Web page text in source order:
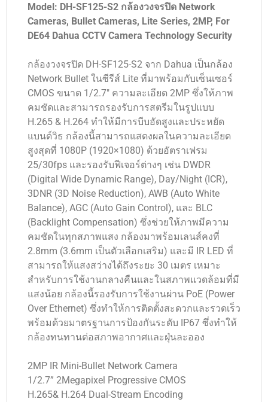
Model: DH-SF125-S2 กล้องวงจรปิด Network
Cameras, Bullet Cameras, Lite Series, 2MP, For
DE64 Dahua CCTV Camera Technology Security
กล้องวงจรปิด DH-SF125-S2 จาก Dahua เป็นกล้อง
Network Bullet ในซีรีส์ Lite ที่มาพร้อมกับเซ็นเซอร์
CMOS ขนาด 1/2.7″ ความละเอียด 2MP ซึ่งให้ภาพ
คมชัดและสามารถรองรับการสตรีมในรูปแบบ
H.265 & H.264 ทำให้มีการบีบอัดสูงและประหยัด
แบนด์วิธ กล้องนี้สามารถแสดงผลในความละเอียด
สูงสุดที่ 1080P (1920×1080) ด้วยอัตราเฟรม
25/30fps และรองรับฟีเจอร์ต่างๆ เช่น DWDR
(Digital Wide Dynamic Range), Day/Night (ICR),
3DNR (3D Noise Reduction), AWB (Auto White
Balance), AGC (Auto Gain Control), และ BLC
(Backlight Compensation) ซึ่งช่วยให้ภาพมีความ
คมชัดในทุกสภาพแสง กล้องมาพร้อมเลนส์คงที่
2.8mm (3.6mm เป็นตัวเลือกเสริม) และมี IR LED ที่
สามารถให้แสงสว่างได้ถึงระยะ 30 เมตร เหมาะ
สำหรับการใช้งานกลางคืนและในสภาพแวดล้อมที่มี
แสงน้อย กล้องนี้รองรับการใช้งานผ่าน PoE (Power
Over Ethernet) ซึ่งทำให้การติดตั้งสะดวกและรวดเร็ว
พร้อมด้วยมาตรฐานการป้องกันระดับ IP67 ซึ่งทำให้
กล้องทนทานต่อสภาพอากาศและฝุ่นละออง
2MP IR Mini-Bullet Network Camera
1/2.7” 2Megapixel Progressive CMOS
H.265& H.264 Dual-Stream Encoding